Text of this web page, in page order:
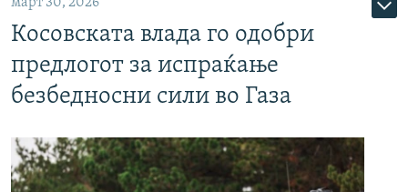
Косовската влада го одобри
предлогот за испраќање
безбедносни сили во Газа